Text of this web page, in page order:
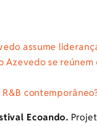
assume
Azevedo se
Ecoando.